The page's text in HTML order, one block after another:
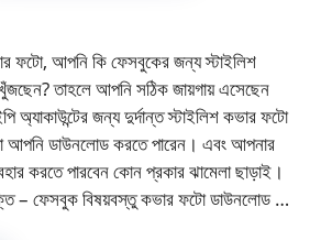
ফটো, আপনি কি ফেসবুকের জন্য স্টাইলিশ
তাহলে আপনি সঠিক জায়গায় এসেছেন
অ্যাকাউন্টের জন্য দুর্দান্ত স্টাইলিশ কভার ফটো
আপনি ডাউনলোড করতে পারেন। এবং আপনার
করতে পারবেন কোন প্রকার ঝামেলা ছাড়াই।
– ফেসবুক বিষয়বস্তু কভার ফটো ডাউনলোড …